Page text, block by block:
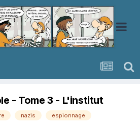
- Tome 3 - L'institut
nazis espionnage